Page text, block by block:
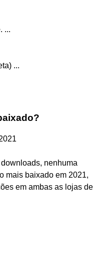
...
...
nenhuma
mais baixado em 2021,
em ambas as lojas de